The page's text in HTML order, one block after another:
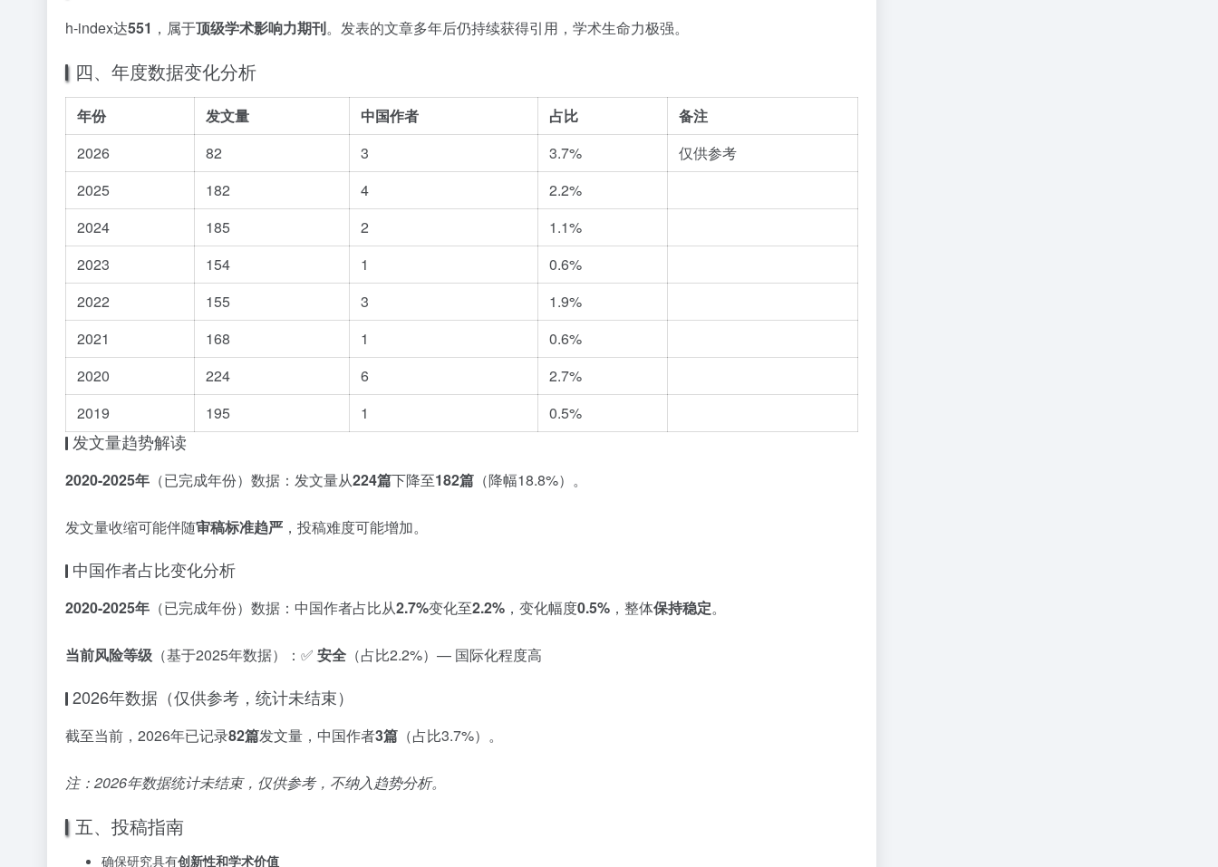
h-index达551 ，属于顶级学术影响力期刊。发表的文章多年后仍持续获得引用，学术生命力极强。
四、年度数据变化分析
年份 发文量 中国作者 占比
备注
2026
82 3 3.7%
仅供参考
2025
182 4
2.2%
2024
185 2
1.1%
2023
154 1
0.6%
2022
155 3
1.9%
2021
168 1
0.6%
2020
224 6
2.7%
2019
195 1 0.5%
发文量趋势解读
2020-2025年 （已完成年份）数据：发文量从224篇下降至182篇 （降幅18.8%）。
发文量收缩可能伴随审稿标准趋严 ，投稿难度可能增加。
中国作者占比变化分析
2020-2025年 （已完成年份）数据：中国作者占比从2.7%变化至2.2% ，变化幅度0.5% ，整体保持稳定。
当前风险等级 （基于2025年数据）：✅ 安全 （占比2.2%）— 国际化程度高
2026年数据（仅供参考，统计未结束）
截至当前，2026年已记录82篇发文量，中国作者3篇 （占比3.7%）。
注：2026年数据统计未结束，仅供参考，不纳入趋势分析。
五、投稿指南
确保研究具有创新性和学术价值